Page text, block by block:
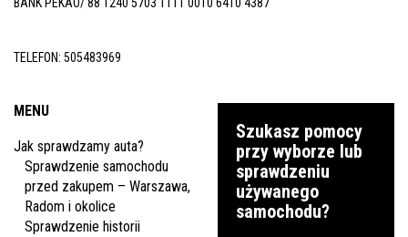
TELEFON: 505483969
MENU
Jak sprawdzamy auta?
Sprawdzenie samochodu
przed zakupem – Warszawa,
Radom i okolice
Sprawdzenie historii
Szukasz pomocy
przy wyborze lub
sprawdzeniu
używanego
samochodu?